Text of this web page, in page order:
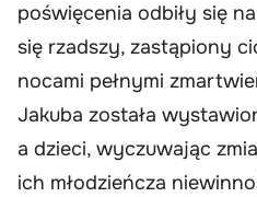
poświęcenia odbiły się
się rzadszy, zastąpiony
nocami pełnymi
Jakuba została
a dzieci, wyczuwając
ich młodzieńcza